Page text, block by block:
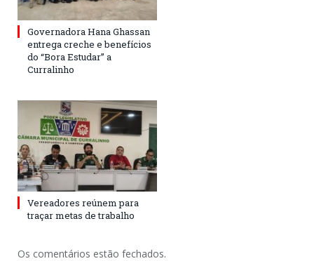
Governadora Hana Ghassan
entrega creche e benefícios
do “Bora Estudar” a
Curralinho
Vereadores reúnem para
traçar metas de trabalho
Os comentários estão fechados.